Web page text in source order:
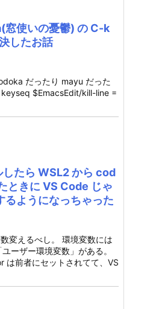
使いの憂鬱) の C-k
したお話
だったり mayu だった
keyseq $EmacsEdit/kill-line =
たら WSL2 から cod
ときに VS Code じゃ
ようになっちゃった
変えるべし。 環境変数には
ーザー環境変数」がある。
は前者にセットされてて、VS